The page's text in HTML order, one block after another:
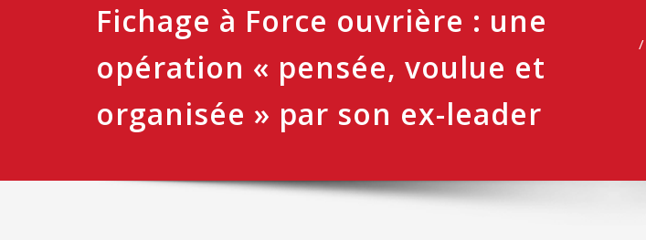
Fichage à Force ouvrière : une
opération « pensée, voulue et
organisée » par son ex-leader